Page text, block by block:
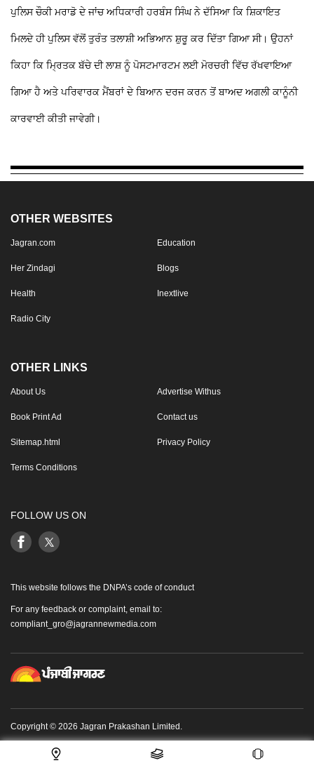
ਪੁਲਿਸ ਚੌਕੀ ਮਰਾਡੋ ਦੇ ਜਾਂਚ ਅਧਿਕਾਰੀ ਹਰਬੰਸ ਸਿੰਘ ਨੇ ਦੱਸਿਆ ਕਿ ਸ਼ਿਕਾਇਤ
ਮਿਲਦੇ ਹੀ ਪੁਲਿਸ ਵੱਲੋਂ ਤੁਰੰਤ ਤਲਾਸ਼ੀ ਅਭਿਆਨ ਸ਼ੁਰੂ ਕਰ ਦਿੱਤਾ ਗਿਆ ਸੀ। ਉਹਨਾਂ
ਕਿਹਾ ਕਿ ਮ੍ਰਿਤਕ ਬੱਚੇ ਦੀ ਲਾਸ਼ ਨੂੰ ਪੋਸਟਮਾਰਟਮ ਲਈ ਮੋਰਚਰੀ ਵਿੱਚ ਰੱਖਵਾਇਆ
ਗਿਆ ਹੈ ਅਤੇ ਪਰਿਵਾਰਕ ਮੈਂਬਰਾਂ ਦੇ ਬਿਆਨ ਦਰਜ ਕਰਨ ਤੋਂ ਬਾਅਦ ਅਗਲੀ ਕਾਨੂੰਨੀ
ਕਾਰਵਾਈ ਕੀਤੀ ਜਾਵੇਗੀ।
OTHER WEBSITES
Jagran.com Education
Her Zindagi Blogs
Health Inextlive
Radio City
OTHER LINKS
About Us Advertise Withus
Book Print Ad Contact us
Sitemap.html Privacy Policy
Terms Conditions
FOLLOW US ON
This website follows the DNPA’s code of conduct
For any feedback or complaint, email to:
compliant_gro@jagrannewmedia.com
Copyright © 2026 Jagran Prakashan Limited.